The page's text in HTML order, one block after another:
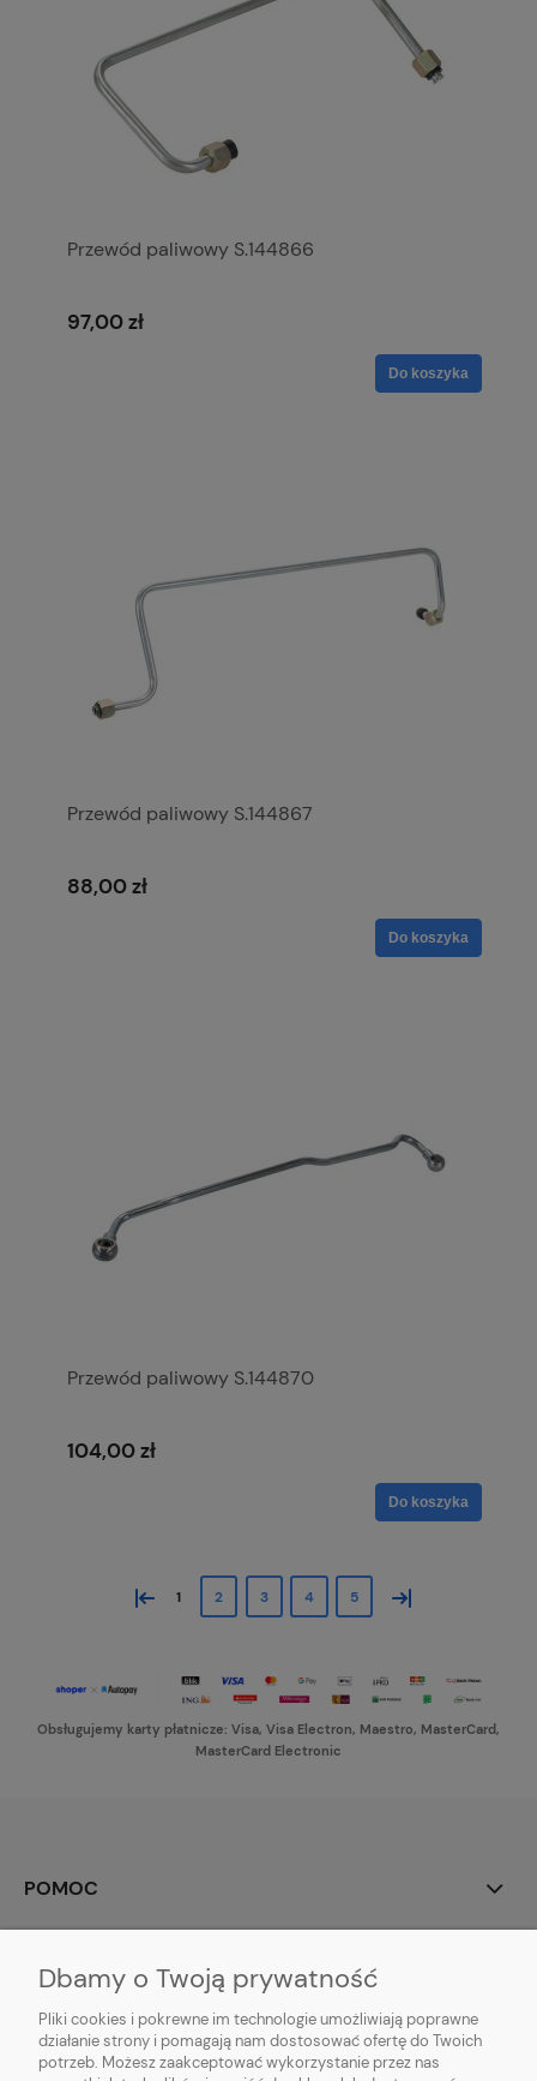
Przewód paliwowy S.144866
97,00 zł
Do koszyka
Przewód paliwowy S.144867
88,00 zł
Do koszyka
Przewód paliwowy S.144870
104,00 zł
Do koszyka
« 1 2 3 4 5 »
Obsługujemy karty płatnicze: Visa, Visa Electron, Maestro, MasterCard,
MasterCard Electronic
POMOC
PŁATNOŚCI I DOSTAWA
INFORMACJE
Dbamy o Twoją prywatność
Pliki cookies i pokrewne im technologie umożliwiają poprawne
działanie strony i pomagają nam dostosować ofertę do Twoich
potrzeb. Możesz zaakceptować wykorzystanie przez nas